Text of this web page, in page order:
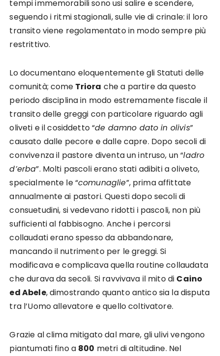
tempi immemorabili sono usi salire e scendere,
seguendo i ritmi stagionali, sulle vie di crinale: il loro
transito viene regolamentato in modo sempre più
restrittivo.
Lo documentano eloquentemente gli Statuti delle
comunità; come Triora che a partire da questo
periodo disciplina in modo estremamente fiscale il
transito delle greggi con particolare riguardo agli
oliveti e il cosiddetto “de damno dato in olivis”
causato dalle pecore e dalle capre. Dopo secoli di
convivenza il pastore diventa un intruso, un “ladro
d’erba”. Molti pascoli erano stati adibiti a oliveto,
specialmente le “comunaglie”, prima affittate
annualmente ai pastori. Questi dopo secoli di
consuetudini, si vedevano ridotti i pascoli, non più
sufficienti al fabbisogno. Anche i percorsi
collaudati erano spesso da abbandonare,
mancando il nutrimento per le greggi. Si
modificava e complicava quella routine collaudata
che durava da secoli. Si ravvivava il mito di Caino
ed Abele, dimostrando quanto antico sia la disputa
tra l’Uomo allevatore e quello coltivatore.
Grazie al clima mitigato dal mare, gli ulivi vengono
piantumati fino a 800 metri di altitudine. Nel